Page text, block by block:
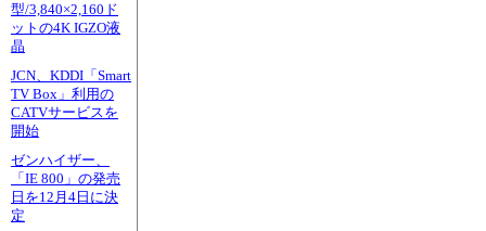
型/3,840×2,160ド
ットの4K IGZO液
晶
JCN、KDDI「Smart
TV Box」利用の
CATVサービスを
開始
ゼンハイザー、
「IE 800」の発売
日を12月4日に決
定